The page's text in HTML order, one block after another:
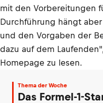
mit den Vorbereitungen
Durchführung hängt
und den Vorgaben der
dazu auf dem
Homepage zu lesen.
Thema der Woche
Das Formel-1-